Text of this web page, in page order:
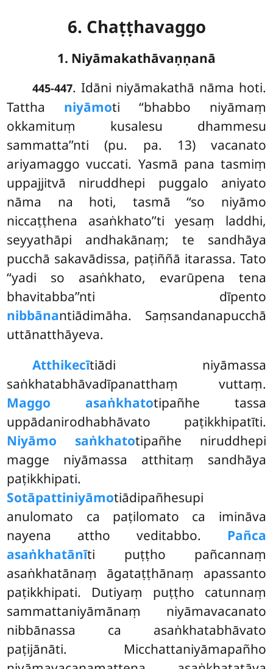
6. Chaṭṭhavaggo
1. Niyāmakathāvaṇṇanā
445-447. Idāni niyāmakathā nāma hoti.
Tattha niyāmoti ‘‘bhabbo niyāmaṃ
okkamituṃ kusalesu dhammesu
sammatta’’nti (pu. pa. 13) vacanato
ariyamaggo vuccati. Yasmā pana tasmiṃ
uppajjitvā niruddhepi puggalo aniyato
nāma na hoti, tasmā ‘‘so niyāmo
niccaṭṭhena asaṅkhato’’ti yesaṃ laddhi,
seyyathāpi andhakānaṃ; te sandhāya
pucchā sakavādissa, paṭiññā itarassa. Tato
‘‘yadi so asaṅkhato, evarūpena tena
bhavitabba’’nti dīpento
nibbānantiādimāha. Saṃsandanapucchā
uttānatthāyeva.
Atthikecītiādi niyāmassa
saṅkhatabhāvadīpanatthaṃ vuttaṃ.
Maggo asaṅkhatotipañhe tassa
uppādanirodhabhāvato paṭikkhipatīti.
Niyāmo saṅkhatotipañhe niruddhepi
magge niyāmassa atthitaṃ sandhāya
paṭikkhipati.
Sotāpattiniyāmotiādipañhesupi
anulomato ca paṭilomato ca imināva
nayena attho veditabbo. Pañca
asaṅkhatānīti puṭṭho pañcannaṃ
asaṅkhatānaṃ āgataṭṭhānaṃ apassanto
paṭikkhipati. Dutiyaṃ puṭṭho catunnaṃ
sammattaniyāmānaṃ niyāmavacanato
nibbānassa ca asaṅkhatabhāvato
paṭijānāti. Micchattaniyāmapañho